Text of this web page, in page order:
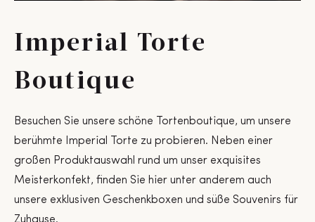
Imperial Torte
Boutique
Besuchen Sie unsere schöne Tortenboutique, um unsere
berühmte Imperial Torte zu probieren. Neben einer
großen Produktauswahl rund um unser exquisites
Meisterkonfekt, finden Sie hier unter anderem auch
unsere exklusiven Geschenkboxen und süße Souvenirs für
Zuhause.